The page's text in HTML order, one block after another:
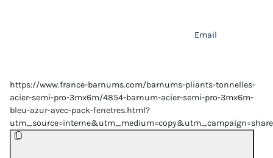
Email
https://www.france-barnums.com/barnums-pliants-tonnelles-
acier-semi-pro-3mx6m/4854-barnum-acier-semi-pro-3mx6m-
bleu-azur-avec-pack-fenetres.html?